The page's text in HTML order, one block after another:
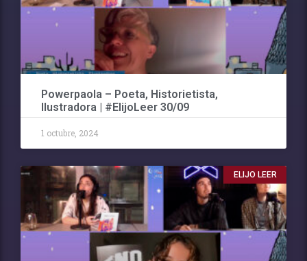
Powerpaola – Poeta, Historietista,
Ilustradora | #ElijoLeer 30/09
1 octubre, 2024
ELIJO LEER